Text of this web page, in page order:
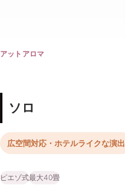
アットアロマ
ソロ
広空間対応・ホテルライクな演出
ピエゾ式最大40畳